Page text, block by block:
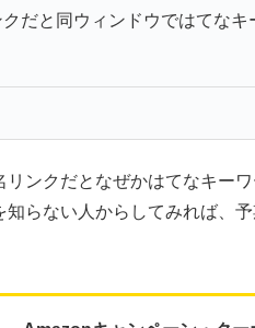
だと同ウィンドウではてなキ
ンクだとなぜかはてなキーワ
知らない人からしてみれば、